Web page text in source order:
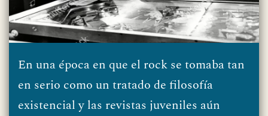
En una época en que el rock se tomaba tan
en serio como un tratado de filosofía
existencial y las revistas juveniles aún